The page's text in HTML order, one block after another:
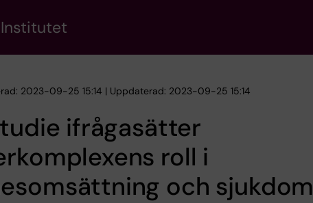
2023-09-25 15:14 | Uppdaterad: 2023-09-25 15:14
ifrågasätter
roll i
och sjukdom